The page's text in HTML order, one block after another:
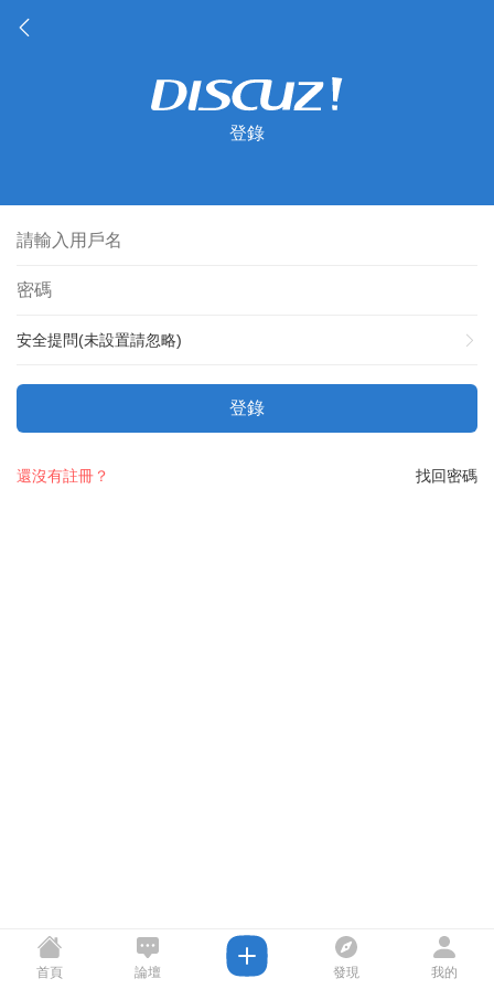
登錄
安全提問(未設置請忽略)
登錄
找回密碼
還沒有註冊？
首頁 論壇 發現 我的